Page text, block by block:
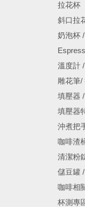
拉花杯
斜口拉
奶泡杯
溫度計
雕花筆/
填壓器
填壓器
沖煮把
咖啡渣
清潔粉
儲豆罐
咖啡相
杯測專